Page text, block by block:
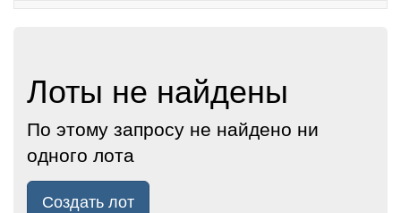
Лоты не найдены
По этому запросу не найдено ни
одного лота
Создать лот